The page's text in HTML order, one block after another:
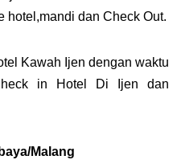
hotel,mandi dan Check Out.
Kawah Ijen dengan waktu
in Hotel Di Ijen dan
Malang